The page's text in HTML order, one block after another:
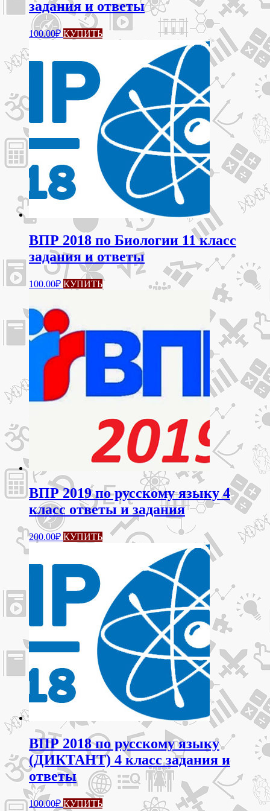
задания и ответы
100.00₽ КУПИТЬ
ВПР 2018 по Биологии 11 класс
задания и ответы
100.00₽ КУПИТЬ
ВПР 2019 по русскому языку 4
класс ответы и задания
200.00₽ КУПИТЬ
ВПР 2018 по русскому языку
(ДИКТАНТ) 4 класс задания и
ответы
100.00₽ КУПИТЬ